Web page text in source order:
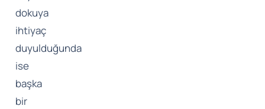
dokuya
ihtiyaç
duyulduğunda
ise
başka
bir